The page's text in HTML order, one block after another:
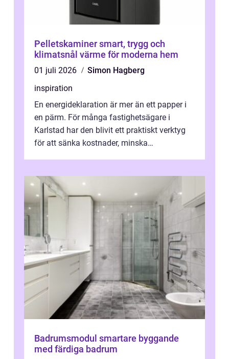
Pelletskaminer smart, trygg och
klimatsnål värme för moderna hem
01 juli 2026
Simon Hagberg
inspiration
En energideklaration är mer än ett papper i
en pärm. För många fastighetsägare i
Karlstad har den blivit ett praktiskt verktyg
för att sänka kostnader, minska
Badrumsmodul smartare byggande
med färdiga badrum